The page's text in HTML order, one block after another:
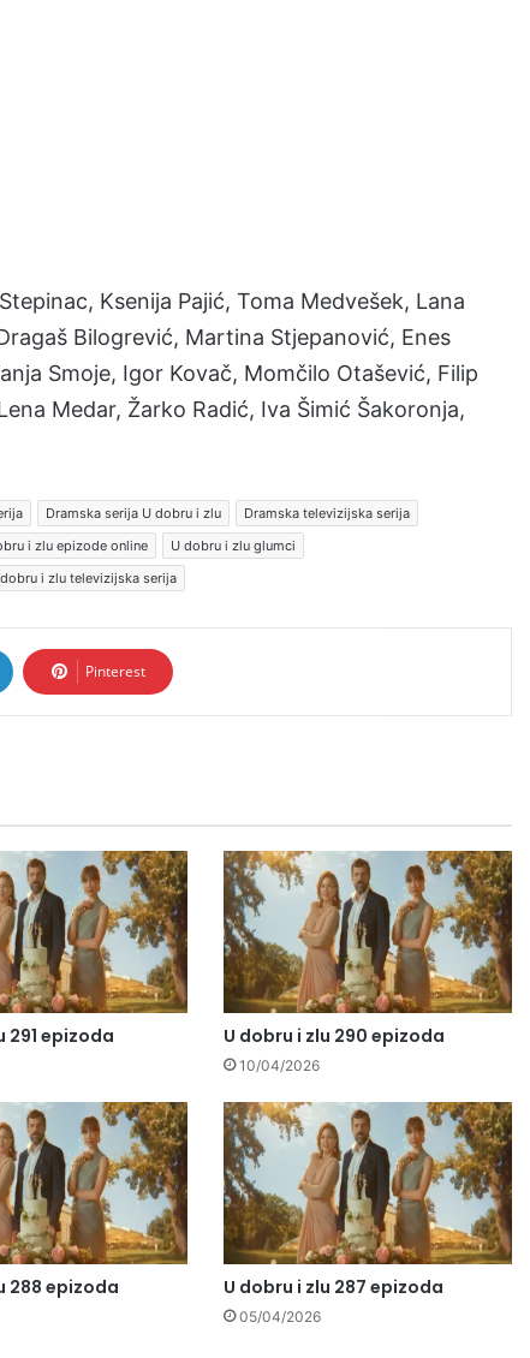
Ksenija Pajić, Toma Medvešek, Lana
Bilogrević, Martina Stjepanović, Enes
Smoje, Igor Kovač, Momčilo Otašević, Filip
Medar, Žarko Radić, Iva Šimić Šakoronja,
Dramska serija U dobru i zlu
Dramska televizijska serija
i zlu epizode online
U dobru i zlu glumci
i zlu televizijska serija
Pinterest
291 epizoda U dobru i zlu 290 epizoda
10/04/2026
288 epizoda U dobru i zlu 287 epizoda
05/04/2026